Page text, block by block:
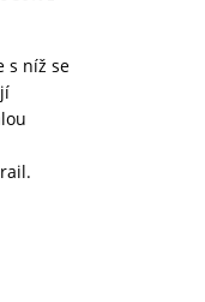
s níž se